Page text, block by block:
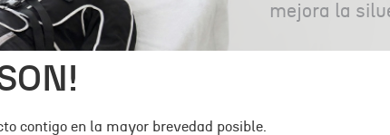
mejora la
contigo en la mayor brevedad posible.